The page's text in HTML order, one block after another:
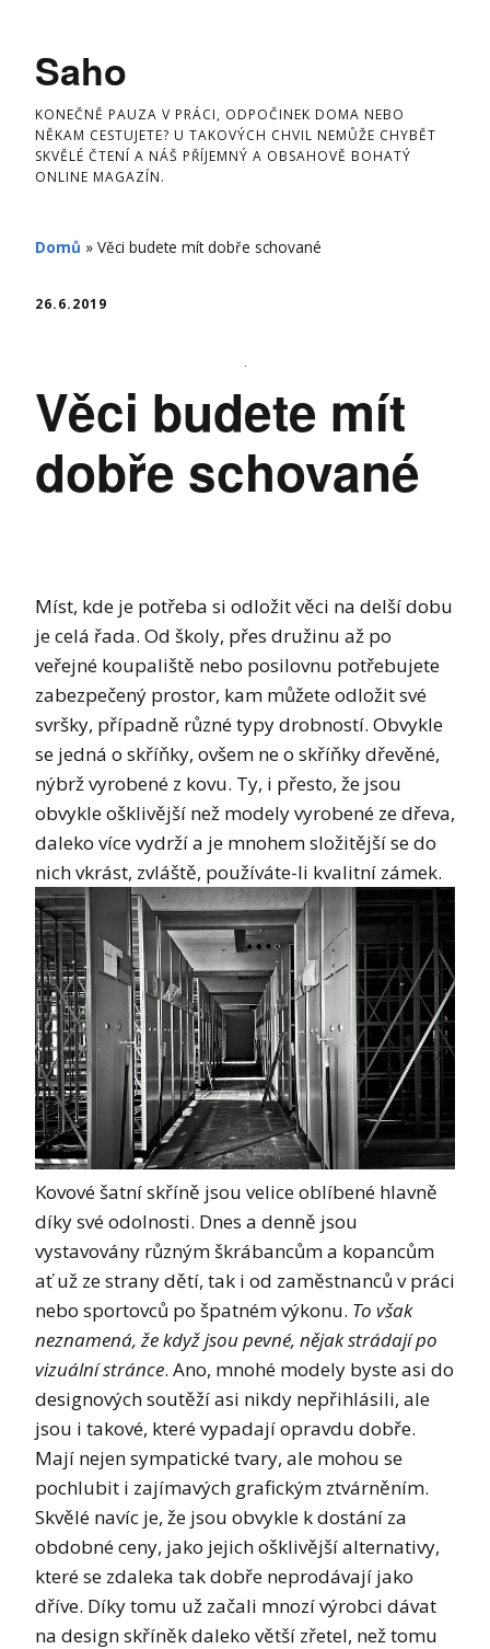
contentSaho
KONEČNĚ PAUZA V PRÁCI, ODPOČINEK DOMA NEBO
NĚKAM CESTUJETE? U TAKOVÝCH CHVIL NEMŮŽE CHYBĚT
SKVĚLÉ ČTENÍ A NÁŠ PŘÍJEMNÝ A OBSAHOVĚ BOHATÝ
ONLINE MAGAZÍN.
Domů » Věci budete mít dobře schované
26.6.2019
Věci budete mít
dobře schované
Míst, kde je potřeba si odložit věci na delší dobu
je celá řada. Od školy, přes družinu až po
veřejné koupaliště nebo posilovnu potřebujete
zabezpečený prostor, kam můžete odložit své
svršky, případně různé typy drobností. Obvykle
se jedná o skříňky, ovšem ne o skříňky dřevěné,
nýbrž vyrobené z kovu. Ty, i přesto, že jsou
obvykle ošklivější než modely vyrobené ze dřeva,
daleko více vydrží a je mnohem složitější se do
nich vkrást, zvláště, používáte-li kvalitní zámek.
Kovové šatní skříně jsou velice oblíbené hlavně
díky své odolnosti. Dnes a denně jsou
vystavovány různým škrábancům a kopancům
ať už ze strany dětí, tak i od zaměstnanců v práci
nebo sportovců po špatném výkonu. To však
neznamená, že když jsou pevné, nějak strádají po
vizuální stránce. Ano, mnohé modely byste asi do
designových soutěží asi nikdy nepřihlásili, ale
jsou i takové, které vypadají opravdu dobře.
Mají nejen sympatické tvary, ale mohou se
pochlubit i zajímavých grafickým ztvárněním.
Skvělé navíc je, že jsou obvykle k dostání za
obdobné ceny, jako jejich ošklivější alternativy,
které se zdaleka tak dobře neprodávají jako
dříve. Díky tomu už začali mnozí výrobci dávat
na design skříněk daleko větší zřetel, než tomu